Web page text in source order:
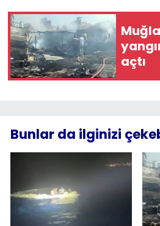
açtı
Bunlar da ilginizi